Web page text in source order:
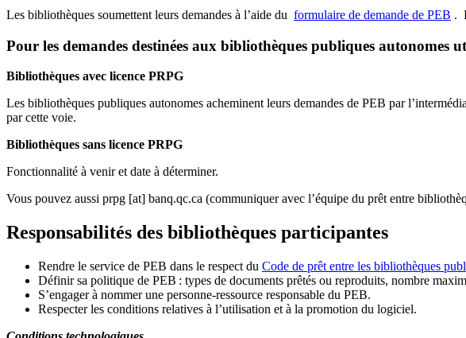
Les bibliothèques soumettent leurs demandes à l’aide du formulaire de demande de PEB .
Pour les demandes destinées aux bibliothèques publiques autonomes
Bibliothèques avec licence PRPG
Les bibliothèques publiques autonomes acheminent leurs demandes de PEB par
par cette voie.
Bibliothèques sans licence PRPG
Fonctionnalité à venir et date à déterminer.
Vous pouvez aussi prpg [at] banq.qc.ca (communiquer avec l’équipe du prêt entre
Responsabilités des bibliothèques participantes
Rendre le service de PEB dans le respect du Code de prêt entre les bibliothèques
Définir sa politique de PEB : types de documents prêtés ou reproduits, nombre
S’engager à nommer une personne-ressource responsable du PEB.
Respecter les conditions relatives à l’utilisation et à la promotion du logiciel.